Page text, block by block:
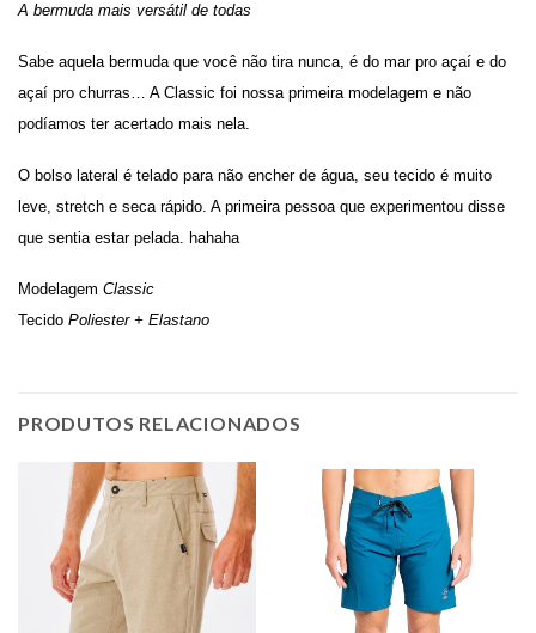
A bermuda mais versátil de todas
Sabe aquela bermuda que você não tira nunca, é do mar pro açaí e do
açaí pro churras… A Classic foi nossa primeira modelagem e não
podíamos ter acertado mais nela.
O bolso lateral é telado para não encher de água, seu tecido é muito
leve, stretch e seca rápido. A primeira pessoa que experimentou disse
que sentia estar pelada. hahaha
Modelagem Classic
Tecido Poliester + Elastano
PRODUTOS RELACIONADOS